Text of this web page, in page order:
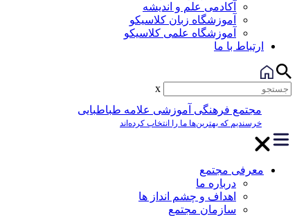
آکادمی علم و اندیشه
آموزشگاه زبان کلاسیکو
آموزشگاه علمی کلاسیکو
ارتباط با ما
x
مجتمع فرهنگی آموزشی علامه طباطبایی
خرسندیم که بهترین‌ها ما را انتخاب کرده‌اند
معرفی مجتمع
درباره ما
اهداف و چشم انداز ها
سازمان مجتمع